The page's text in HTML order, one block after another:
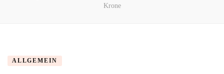
Krone
ALLGEMEIN